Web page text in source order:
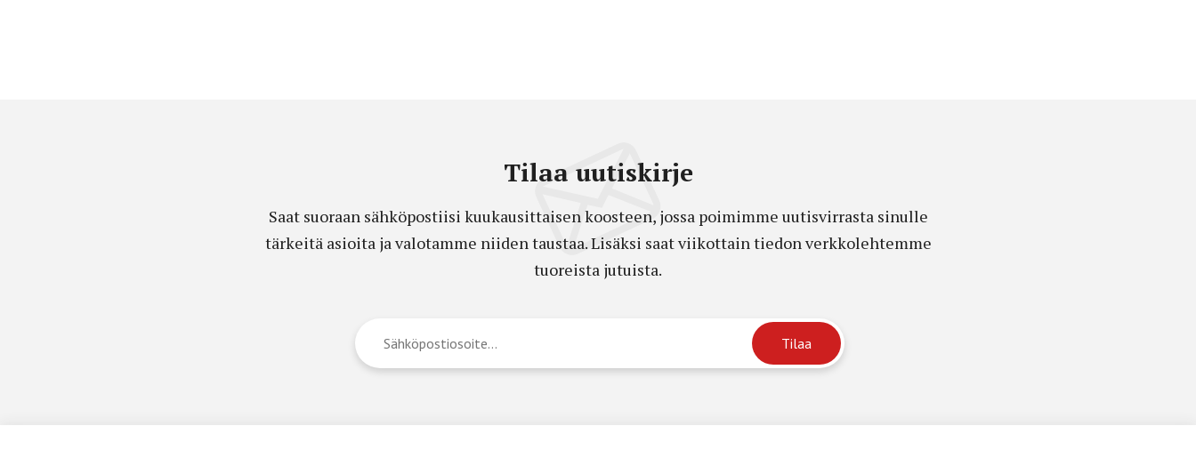
Tilaa uutiskirje
Saat suoraan sähköpostiisi kuukausittaisen koosteen, jossa poimimme uutisvirrasta sinulle
tärkeitä asioita ja valotamme niiden taustaa. Lisäksi saat viikottain tiedon verkkolehtemme
tuoreista jutuista.